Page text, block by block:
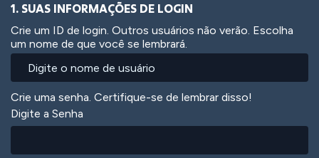
1. SUAS INFORMAÇÕES DE LOGIN
Crie um ID de login. Outros usuários não verão. Escolha
um nome de que você se lembrará.
Crie uma senha. Certifique-se de lembrar disso!
Digite a Senha